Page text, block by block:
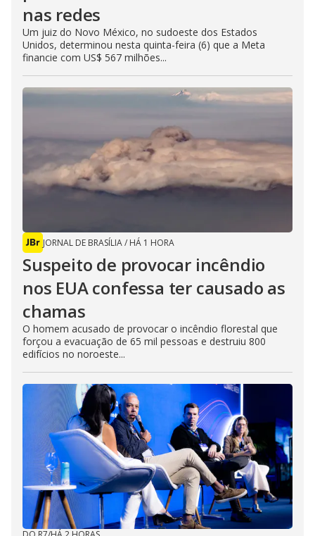
nas redes
Um juiz do Novo México, no sudoeste dos Estados
Unidos, determinou nesta quinta-feira (6) que a Meta
financie com US$ 567 milhões...
JORNAL DE BRASÍLIA/ HÁ 1 HORA
Suspeito de provocar incêndio
nos EUA confessa ter causado as
chamas
O homem acusado de provocar o incêndio florestal que
forçou a evacuação de 65 mil pessoas e destruiu 800
edifícios no noroeste...